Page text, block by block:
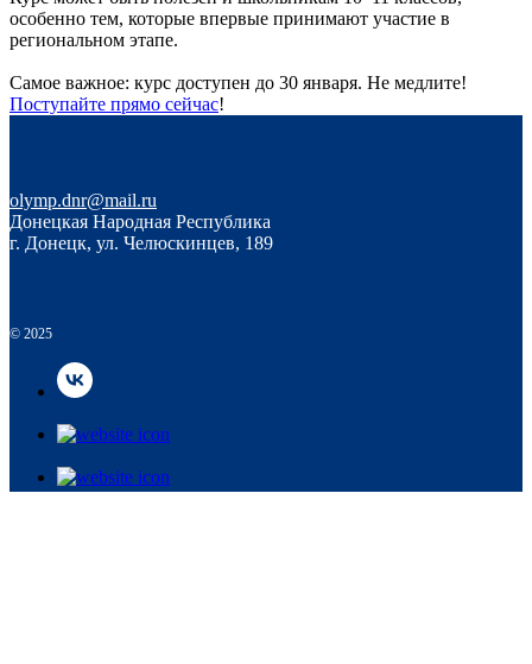
особенно тем, которые впервые принимают участие в
региональном этапе.
Самое важное: курс доступен до 30 января. Не медлите!
Поступайте прямо сейчас!
olymp.dnr@mail.ru
Донецкая Народная Республика
г. Донецк, ул. Челюскинцев, 189
© 2025